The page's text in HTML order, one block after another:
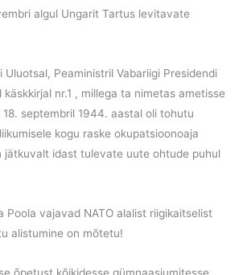
algul Ungarit Tartus levitavate
Uluotsal, Peaministril Vabariigi Presidendi
nr.1 , millega ta nimetas ametisse
septembril 1944. aastal oli tohutu
kogu raske okupatsioonoaja
jätkuvalt idast tulevate uute ohtude puhul
Poola vajavad NATO alalist riigikaitselist
alistumine on mõtetu!